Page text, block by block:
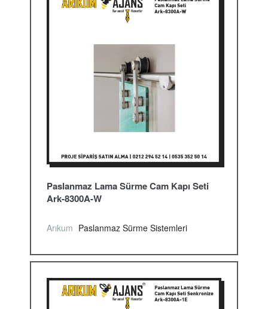
Paslanmaz Lama Sürme Cam Kapı Seti
Ark-8300A-W
Arıkum Paslanmaz Sürme Sistemleri